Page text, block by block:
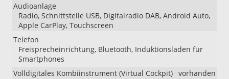
Audioanlage
Radio, Schnittstelle USB, Digitalradio DAB, Android Auto,
Apple CarPlay, Touchscreen
Telefon
Freisprecheinrichtung, Bluetooth, Induktionsladen für
Smartphones
Volldigitales Kombiinstrument (Virtual Cockpit) vorhanden